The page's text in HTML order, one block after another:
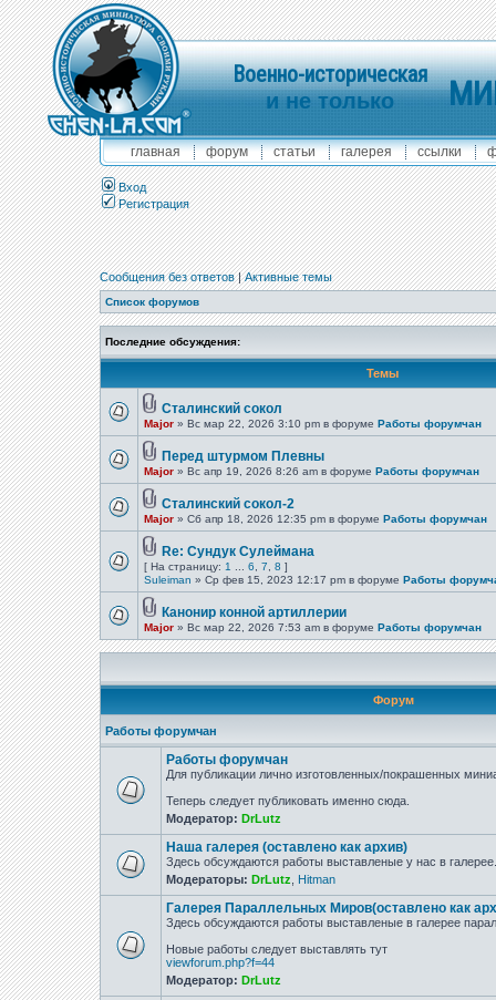
Военно-историческая
и не только
главная форум статьи галерея ссылки
Вход
Регистрация
Сообщения без ответов|Активные темы
Список форумов
Последние обсуждения:
Темы
Сталинский сокол
Major » Вс мар 22, 2026 3:10 pm в форуме Работы форумчан
Перед штурмом Плевны
Major » Вс апр 19, 2026 8:26 am в форуме Работы форумчан
Сталинский сокол-2
Major » Сб апр 18, 2026 12:35 pm в форуме Работы форумчан
Re: Сундук Сулеймана
[ На страницу: 1 6 7 8 ]
Suleiman » Ср фев 15, 2023 12:17 pm в форуме Работы
Канонир конной артиллерии
Major » Вс мар 22, 2026 7:53 am в форуме Работы форумчан
Форум
Работы форумчан
Работы форумчан
Для публикации лично изготовленных/покрашенных
Теперь следует публиковать именно сюда.
Модератор: DrLutz
Наша галерея (оставлено как архив)
Здесь обсуждаются работы выставленые у нас в галерее.
Модераторы: DrLutz Hitman
Галерея Параллельных Миров(оставлено как
Здесь обсуждаются работы выставленые в галерее
Новые работы следует выставлять тут
viewforum.php?f=44
Модератор: DrLutz